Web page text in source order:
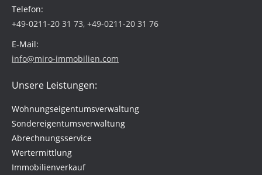
Telefon:
+49-0211-20 31 73, +49-0211-20 31 76
E-Mail:
info@miro-immobilien.com
Unsere Leistungen:
Wohnungseigentumsverwaltung
Sondereigentumsverwaltung
Abrechnungsservice
Wertermittlung
Immobilienverkauf